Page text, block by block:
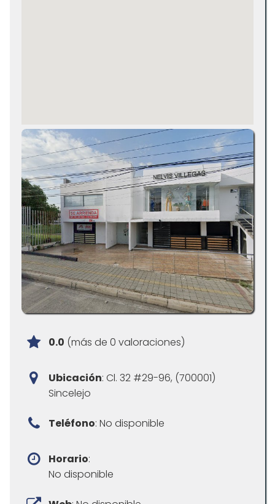
0.0 (más de 0 valoraciones)
Ubicación: Cl. 32 #29-96, (700001)
Sincelejo
Teléfono: No disponible
Horario:
No disponible